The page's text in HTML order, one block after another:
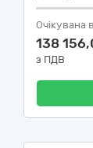
Очікувана
138
з ПДВ